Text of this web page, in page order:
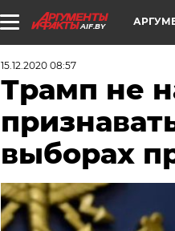
AIF.BY
15.12.2020 08:57
Трамп не
выборах